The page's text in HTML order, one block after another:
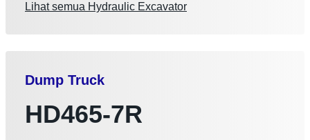
Lihat semua Hydraulic Excavator
Dump Truck
HD465-7R